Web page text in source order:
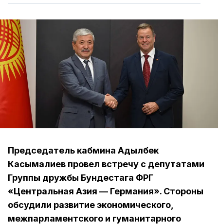
Председатель кабмина Адылбек
Касымалиев провел встречу с депутатами
Группы дружбы Бундестага ФРГ
«Центральная Азия — Германия». Стороны
обсудили развитие экономического,
межпарламентского и гуманитарного